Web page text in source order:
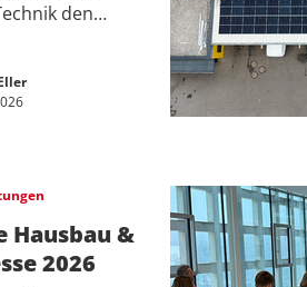
den…
Hausbau &
2026